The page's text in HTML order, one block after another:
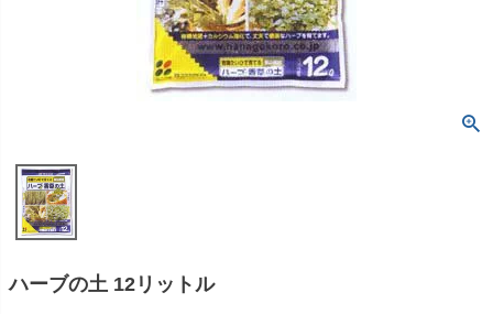
ハーブの土 12リットル